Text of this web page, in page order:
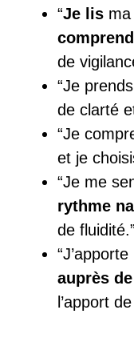
“Je lis
de
“Je
de clarté
“Je
et je
“Je me
rythme
de fluidité.”
auprès
l’apport